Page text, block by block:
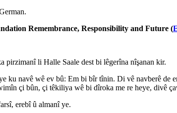
Remembrance, Responsibility and Future (
pirzimanî li Halle Saale dest bi lêgerîna nîşanan kir.
ku navê wê ev bû: Em bi bîr tînin. Di vê navberê
çi bûn, çi têkiliya wê bi dîroka me re heye, divê
erebî û almanî ye.